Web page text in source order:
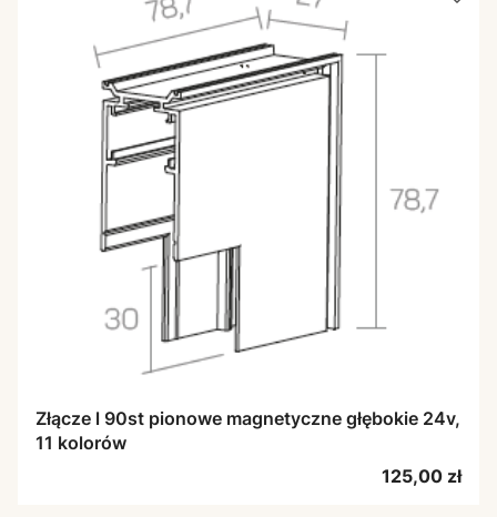
Złącze l 90st pionowe magnetyczne głębokie 24v,
11 kolorów
Cena
125,00 zł